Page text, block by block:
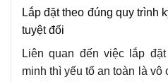
Lắp đặt theo đúng quy trình
tuyệt đối
Liên quan đến việc lắp
minh thì yếu tố an toàn là vô